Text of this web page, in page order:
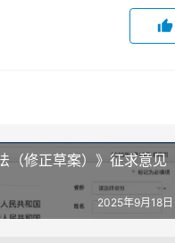
（修正草案）》征求意见
2025年9月18日